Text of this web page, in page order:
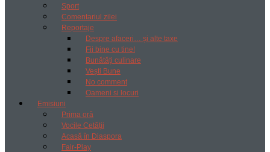
Sport
Comentariul zilei
Reportaje
Despre afaceri… și alte taxe
Fii bine cu tine!
Bunătăți culinare
Vești Bune
No comment
Oameni si locuri
Emisiuni
Prima oră
Vocile Cetății
Acasă în Diaspora
Fair-Play